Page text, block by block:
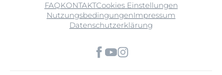
FAQKONTAKTCookies Einstellungen
NutzungsbedingungenImpressum
Datenschutzerklärung